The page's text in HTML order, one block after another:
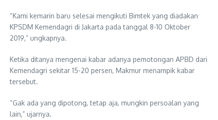
“Kami kemarin baru selesai mengikuti Bimtek yang diadakan
KPSDM Kemendagri di Jakarta pada tanggal 8-10 Oktober
2019,” ungkapnya.
Ketika ditanya mengenai kabar adanya pemotongan APBD dari
Kemendagri sekitar 15-20 persen, Makmur menampik kabar
tersebut.
“Gak ada yang dipotong, tetap aja, mungkin persoalan yang
lain,” ujarnya.